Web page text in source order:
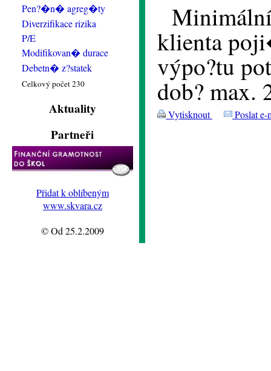
Pen?�n� agreg�ty
Diverzifikace rizika
P/E
Modifikovan� durace
Debetn� z?statek
Celkový počet 230
Aktuality
Partneři
Přidat k oblíbeným
www.skvara.cz
© Od 25.2.2009
klienta
výpo?tu
dob? max.
Vytisknout Poslat e-